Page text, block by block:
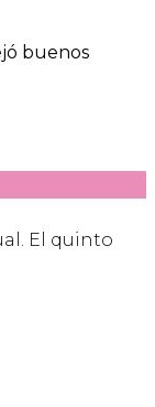
buenos
El quinto